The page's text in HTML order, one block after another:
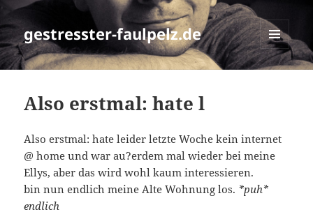
gestresster-faulpelz.de
MENÜ
UND
Also erstmal: hate l
Also erstmal: hate leider letzte Woche kein internet
@ home und war au?erdem mal wieder bei meine
Ellys, aber das wird wohl kaum interessieren.
bin nun endlich meine Alte Wohnung los. *puh*
endlich